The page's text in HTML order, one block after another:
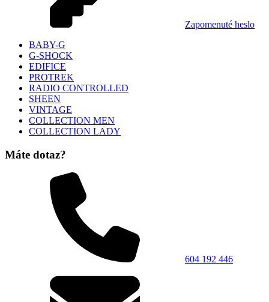
Zapomenuté heslo
BABY-G
G-SHOCK
EDIFICE
PROTREK
RADIO CONTROLLED
SHEEN
VINTAGE
COLLECTION MEN
COLLECTION LADY
Máte dotaz?
604 192 446